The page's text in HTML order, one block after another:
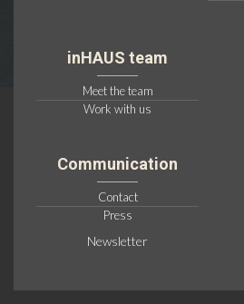
inHAUS team
Meet the team
Work with us
Communication
Contact
Press
Newsletter